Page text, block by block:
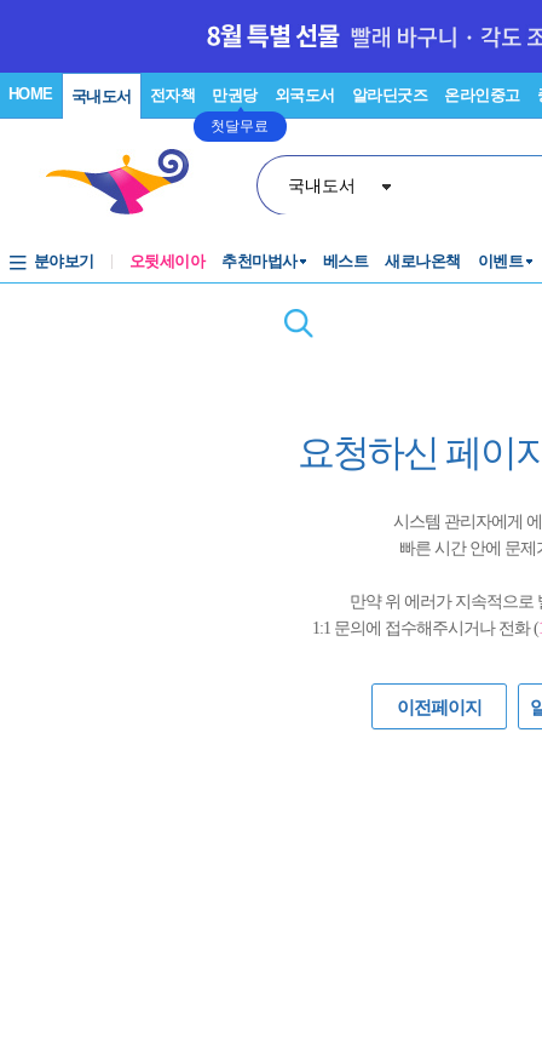
HOME 국내도서 전자책 만권당
첫달무료
외국도서 알라딘굿즈 온라인중고
국내도서
분야보기 오뒷세이아 추천마법사 베스트 새로나온책 이벤트
요청하신 페이
시스템 관리자에게
빠른 시간 안에 문
만약 위 에러가 지속적으로
1:1 문의에 접수해주시거나 전화 (
이전페이지